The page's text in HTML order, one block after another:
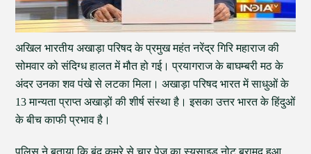
अखिल भारतीय अखाड़ा परिषद के प्रमुख महंत नरेंद्र गिरि महाराज की
सोमवार को संदिग्ध हालत में मौत हो गई। प्रयागराज के बाघम्बरी मठ के
अंदर उनका शव पंखे से लटका मिला। अखाड़ा परिषद भारत में साधुओं के
13 मान्यता प्राप्त अखाड़ों की शीर्ष संस्था है। इसका उत्तर भारत के हिंदुओं
के बीच काफी प्रभाव है।
पुलिस ने बताया कि बंद कमरे से चार पेज का स्यूसाइड नोट बरामद हुआ